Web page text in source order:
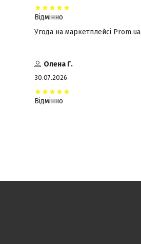
Відмінно
Угода на маркетплейсі Prom.ua
Олена Г.
30.07.2026
Відмінно